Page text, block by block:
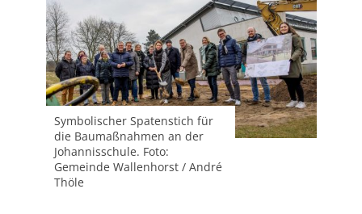
Symbolischer Spatenstich für
die Baumaßnahmen an der
Johannisschule. Foto:
Gemeinde Wallenhorst / André
Thöle